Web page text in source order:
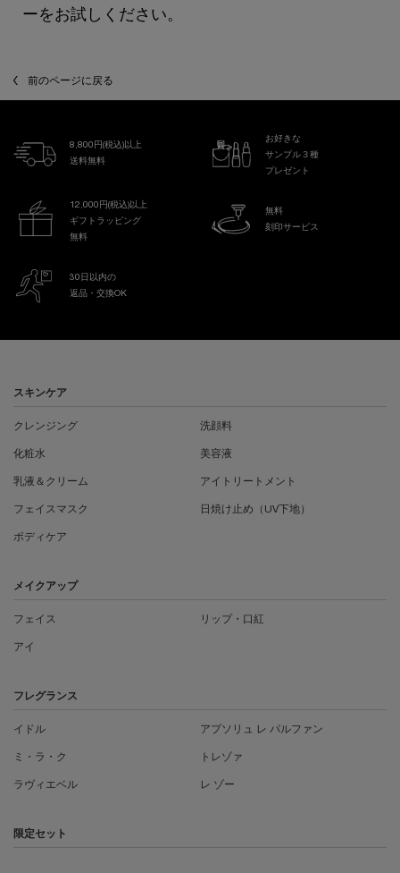
ーをお試しください。
前のページに戻る
8,800円(税込)以上
送料無料
お好きな
サンプル３種
プレゼント
12,000円(税込)以上
ギフトラッピング
無料
無料
刻印サービス
30日以内の
返品・交換OK
スキンケア
クレンジング 洗顔料
化粧水 美容液
乳液＆クリーム アイトリートメント
フェイスマスク 日焼け止め（UV下地）
ボディケア
メイクアップ
フェイス リップ・口紅
アイ
フレグランス
イドル アプソリュ レ パルファン
ミ・ラ・ク トレゾァ
ラヴィエベル レ ゾー
限定セット